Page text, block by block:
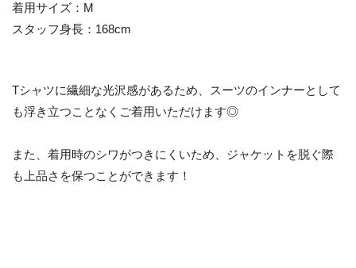
着用サイズ：M
スタッフ身長：168cm
Tシャツに繊細な光沢感があるため、スーツのインナーとして
も浮き立つことなくご着用いただけます◎
また、着用時のシワがつきにくいため、ジャケットを脱ぐ際
も上品さを保つことができます！